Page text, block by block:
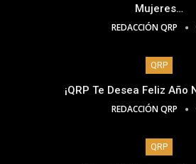
Mujeres…
REDACCIÓN QRP
QRP
¡QRP Te Desea Feliz Año
REDACCIÓN QRP
QRP